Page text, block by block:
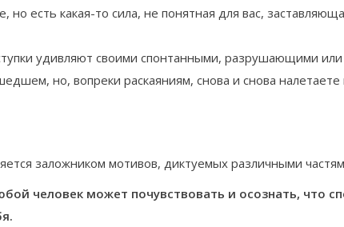
но есть какая-то сила, не понятная для вас,
удивляют своими спонтанными, разрушающими
но, вопреки раскаяниям, снова и снова
заложником мотивов, диктуемых различными
человек может почувствовать и осознать, что